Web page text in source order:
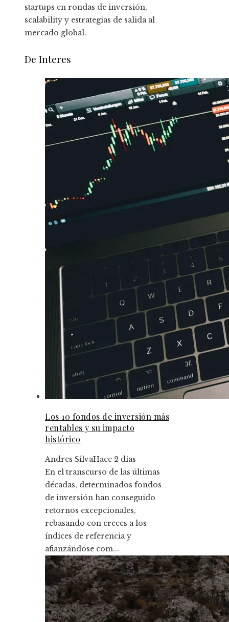
startups en rondas de inversión,
scalability y estrategias de salida al
mercado global.
De Interes
Los 10 fondos de inversión más
rentables y su impacto
histórico
Andres SilvaHace 2 días
En el transcurso de las últimas
décadas, determinados fondos
de inversión han conseguido
retornos excepcionales,
rebasando con creces a los
índices de referencia y
afianzándose com...